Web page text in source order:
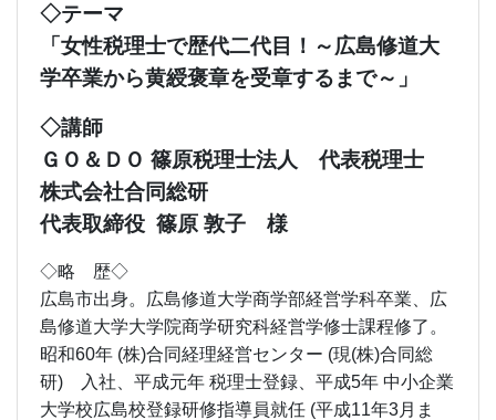
◇テーマ
「女性税理士で歴代二代目！～広島修道大
学卒業から黄綬褒章を受章するまで～」
◇講師
ＧＯ＆ＤＯ 篠原税理士法人 代表税理士
株式会社合同総研
代表取締役 篠原 敦子 様
◇略 歴◇
広島市出身。広島修道大学商学部経営学科卒業、広
島修道大学大学院商学研究科経営学修士課程修了。
昭和60年 (株)合同経理経営センター (現(株)合同総
研) 入社、平成元年 税理士登録、平成5年 中小企業
大学校広島校登録研修指導員就任 (平成11年3月ま